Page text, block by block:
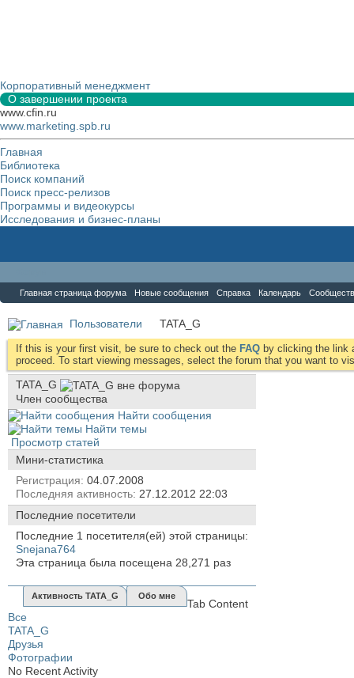
Корпоративный менеджмент
О завершении проекта
www.cfin.ru
www.marketing.spb.ru
Главная
Библиотека
Поиск компаний
Поиск пресс-релизов
Программы и видеокурсы
Исследования и бизнес-планы
Главная страница форума Новые сообщения Справка Календарь
Пользователи TATA_G
If this is your first visit, be sure to check out the FAQ by clicking the link
proceed. To start viewing messages, select the forum that you want to
TATA_G
Член сообщества
Найти сообщения
Найти темы
Просмотр статей
Мини-статистика
Регистрация 04.07.2008
Последняя активность 27.12.2012 22:03
Последние посетители
Последние 1 посетителя(ей) этой страницы:
Snejana764
Эта страница была посещена 28,271 раз
Активность TATA_G Обо мне
Tab Content
Все
TATA_G
Друзья
Фотографии
No Recent Activity